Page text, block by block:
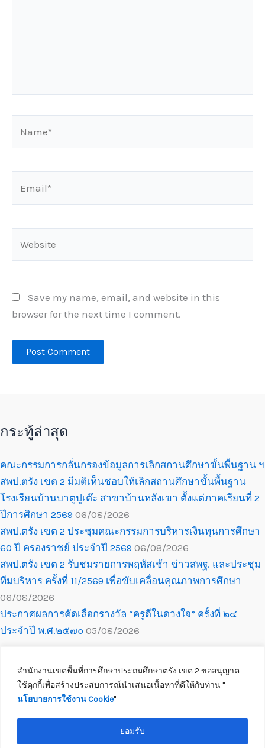
สำนักงานเขตพื้นที่การศึกษาประถมศึกษาตรัง เขต 2 ขออนุญาต
ใช้คุกกี้เพื่อสร้างประสบการณ์นำเสนอเนื้อหาที่ดีให้กับท่าน ''
นโยบายการใช้งาน Cookie''
ยอมรับ
Save my name, email, and website in this
browser for the next time I comment.
กระทู้ล่าสุด
คณะกรรมการกลั่นกรองข้อมูลการเลิกสถานศึกษาขั้นพื้นฐาน ฯ
สพป.ตรัง เขต 2 มีมติเห็นชอบให้เลิกสถานศึกษาขั้นพื้นฐาน
โรงเรียนบ้านบาตูปูเต๊ะ สาขาบ้านหลังเขา ตั้งแต่ภาคเรียนที่ 2
ปีการศึกษา 2569 06/08/2026
สพป.ตรัง เขต 2 ประชุมคณะกรรมการบริหารเงินทุนการศึกษา
60 ปี ครองราชย์ ประจำปี 2569 06/08/2026
สพป.ตรัง เขต 2 รับชมรายการพฤหัสเช้า ข่าวสพฐ. และประชุม
ทีมบริหาร ครั้งที่ 11/2569 เพื่อขับเคลื่อนคุณภาพการศึกษา
06/08/2026
ประกาศผลการคัดเลือกรางวัล “ครูดีในดวงใจ” ครั้งที่ ๒๔
ประจำปี พ.ศ.๒๕๗๐ 05/08/2026
Copyright © 2026 สำนักงานเขตพื้นที่การศึกษาประถมศึกษาตรัง เขต 2